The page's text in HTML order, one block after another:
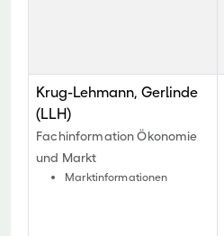
Krug-Lehmann, Gerlinde
(LLH)
Fachinformation Ökonomie
und Markt
Marktinformationen